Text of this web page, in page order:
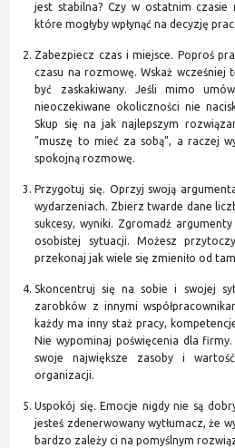
jest stabilna? Czy w ostatnim czasie
które mogłyby wpłynąć na decyzję
Zabezpiecz czas i miejsce. Poproś
czasu na rozmowę. Wskaż wcześniej
być zaskakiwany. Jeśli mimo
nieoczekiwane okoliczności nie
Skup się na jak najlepszym
”muszę to mieć za sobą”, a raczej
spokojną rozmowę.
Przygotuj się. Oprzyj swoją
wydarzeniach. Zbierz twarde dane
sukcesy, wyniki. Zgromadź
osobistej sytuacji. Możesz
przekonaj jak wiele się zmieniło od
Skoncentruj się na sobie i swojej
zarobków z innymi
każdy ma inny staż pracy,
Nie wypominaj poświęcenia dla
swoje największe zasoby i
organizacji.
Uspokój się. Emocje nigdy nie są
jesteś zdenerwowany wytłumacz, że
bardzo zależy ci na pomyślnym